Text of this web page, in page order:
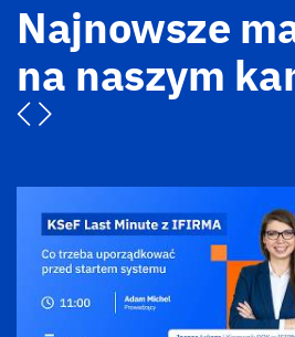
Najnowsze
na naszym